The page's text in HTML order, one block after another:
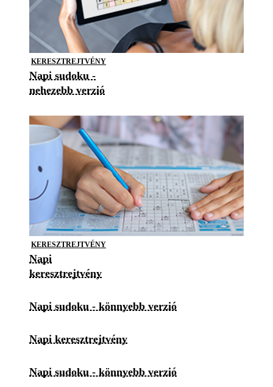
KERESZTREJTVÉNY
Napi sudoku -
nehezebb verzió
KERESZTREJTVÉNY
Napi
keresztrejtvény
Napi sudoku - könnyebb verzió
Napi keresztrejtvény
Napi sudoku - könnyebb verzió